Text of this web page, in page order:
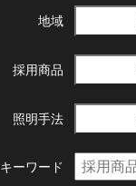
地域
採用商品
照明手法
キーワード